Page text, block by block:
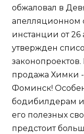
обжаловал в
апелляционном
инстанции от 26
утвержден
продажа Химки
Фоминск!
бодибилдерам и
его полезных
предстоит